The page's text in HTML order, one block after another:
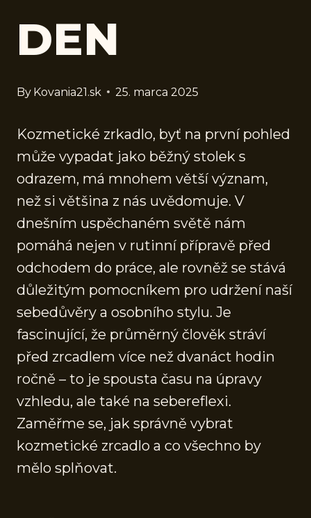
DEN
By Kovania21.sk 25. marca 2025
Kozmetické zrkadlo, byť na první pohled
může vypadat jako běžný stolek s
odrazem, má mnohem větší význam,
než si většina z nás uvědomuje. V
dnešním uspěchaném světě nám
pomáhá nejen v rutinní přípravě před
odchodem do práce, ale rovněž se stává
důležitým pomocníkem pro udržení naší
sebedůvěry a osobního stylu. Je
fascinující, že průměrný člověk stráví
před zrcadlem více než dvanáct hodin
ročně – to je spousta času na úpravy
vzhledu, ale také na sebereflexi.
Zaměřme se, jak správně vybrat
kozmetické zrcadlo a co všechno by
mělo splňovat.